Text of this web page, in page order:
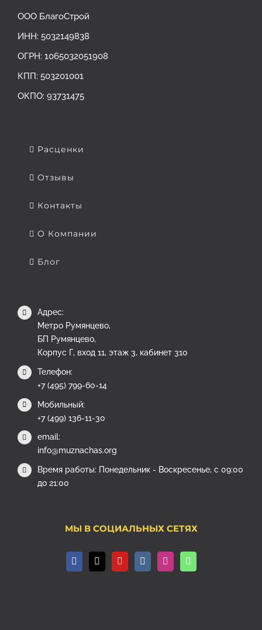
ООО БлагоСтрой
ИНН: 5032149838
ОГРН: ‎1065032051908
КПП: 503201001
ОКПО: 93731475
Расценки
Отзывы
Контакты
О Компании
Блог
Адрес:
Метро Румянцево,
БП Румянцево,
Корпус Г, вход 11, этаж 3, кабинет 310
Телефон:
+7 (495) 799-60-14
Мобильный:
+7 (499) 136-11-30
email:
info@muznachas.org
Время работы: Понедельник - Воскресенье, с 09:00
до 21:00
МЫ В СОЦИАЛЬНЫХ СЕТЯХ